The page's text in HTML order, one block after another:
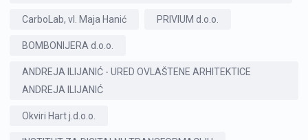
CarboLab, vl. Maja Hanić PRIVIUM d.o.o.
BOMBONIJERA d.o.o.
ANDREJA ILIJANIĆ - URED OVLAŠTENE ARHITEKTICE
ANDREJA ILIJANIĆ
Okviri Hart j.d.o.o.